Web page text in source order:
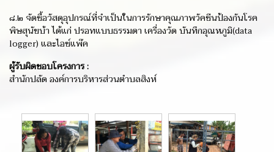
๘.๒ จัดซื้อวัสดุอุปกรณ์ที่จำเป็นในการรักษาคุณภาพวัคซีนป้องกันโรค
พิษสุนัขบ้า ได้แก่ ปรอทแบบธรรมดา เครื่องวัด บันทึกอุณหภูมิ(data
logger) และไอซ์แพ๊ค
ผู้รับผิดชอบโครงการ :
สำนักปลัด องค์การบริหารส่วนตำบลสิงห์